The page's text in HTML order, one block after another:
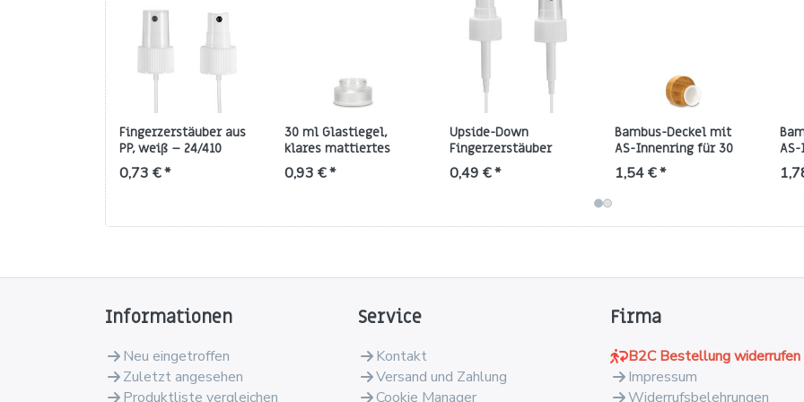
Fingerzerstäuber aus
PP, weiß – 24/410
Gewinde (APTP
Sprühkopf)
0,73 € *
30 ml Glastiegel,
klares mattiertes
Glas, rund, Gewinde
GL54
0,93 € *
Upside-Down
Fingerzerstäuber
24/410, weiß (PP) –
schwarze Düse, klare
0,49 € *
Bambus-Deckel mit
AS-Innenring für 30
ml Tiegel, inkl. Einlage
(ND54, natur)
1,54 € *
50
Informationen
Neu eingetroffen
Zuletzt angesehen
Produktliste vergleichen
Service
Kontakt
Versand und Zahlung
Cookie Manager
Firma
B2C Bestellung widerrufen
Impressum
Widerrufsbelehrungen